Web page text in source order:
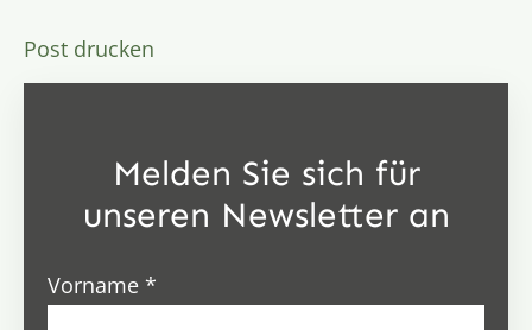
Post drucken
Melden Sie sich für
unseren Newsletter an
Vorname*